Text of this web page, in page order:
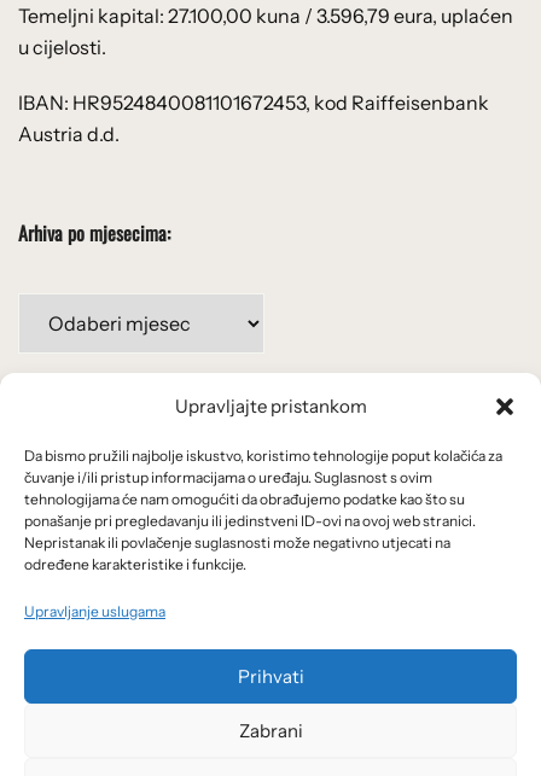
Upravljajte pristankom
Da bismo pružili najbolje iskustvo, koristimo tehnologije poput kolačića za
čuvanje i/ili pristup informacijama o uređaju. Suglasnost s ovim
tehnologijama će nam omogućiti da obrađujemo podatke kao što su
ponašanje pri pregledavanju ili jedinstveni ID-ovi na ovoj web stranici.
Nepristanak ili povlačenje suglasnosti može negativno utjecati na
određene karakteristike i funkcije.
Upravljanje uslugama
Prihvati
Zabrani
Temeljni kapital: 27.100,00 kuna / 3.596,79 eura, uplaćen
u cijelosti.
IBAN: HR9524840081101672453, kod Raiffeisenbank
Austria d.d.
Arhiva po mjesecima:
mjesecima:
Uvjeti korištenja
Politika privatnosti
Kolačići